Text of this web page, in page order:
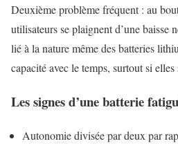
Deuxième problème fréquent : au
utilisateurs se plaignent d’une baisse
lié à la nature même des batteries
capacité avec le temps, surtout si
Les signes d’une batterie
Autonomie divisée par deux par